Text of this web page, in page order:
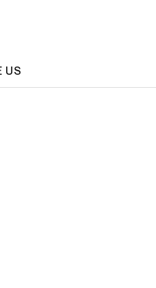
US